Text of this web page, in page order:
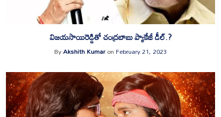
విజయసాయిరెడ్డితో చంద్రబాబు ప్యాకేజీ డీల్.?
ByAkshith KumaronFebruary 21, 2023